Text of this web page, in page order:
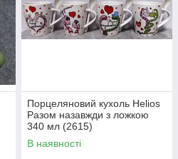
Порцеляновий кухоль Helios
Разом назавжди з ложкою
340 мл (2615)
В наявності